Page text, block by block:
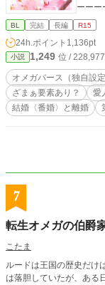
BL 完結 長編 R15
24h.ポイント 1,136pt
小説 1,249 位 /
オメガバース（独自設定
ざまぁ要素あり？
愛
結婚〈番婚〉と離婚
7
転生オメガの伯爵
こたま
ルードは王国の歴史だけ
は落胆していたが、ある